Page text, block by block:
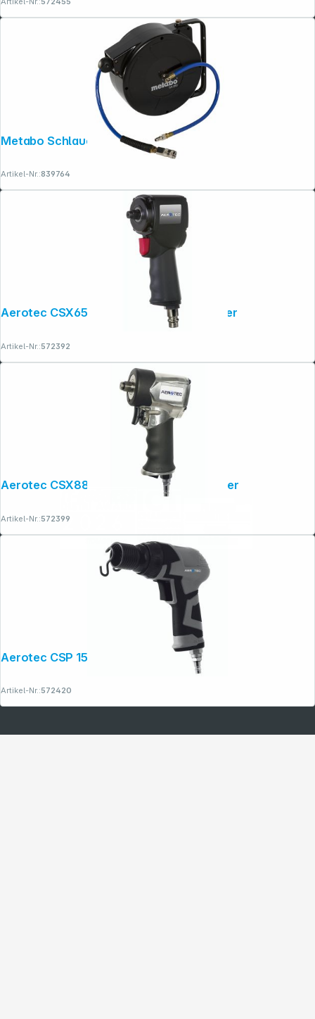
Artikel-Nr.:839764
Aerotec CSX650 1/2 Zoll Schlagschrauber
Artikel-Nr.:572392
Aerotec CSX880 1/2 Zoll Schlagschrauber
Artikel-Nr.:572399
Aerotec CSP 150 Meißelhammer-Set
Artikel-Nr.:572420
Copyright © 2001 - 2026 dexxIT. Alle Rechte vorbehalten.